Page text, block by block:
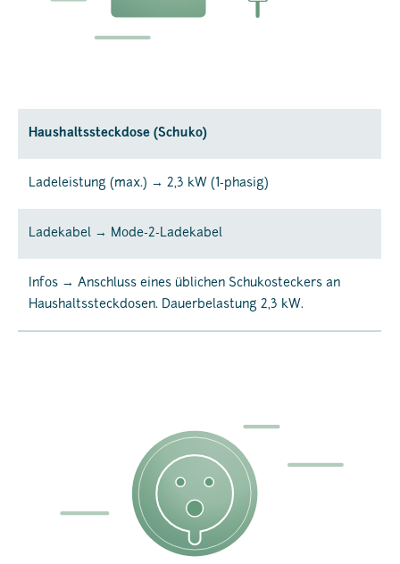
Haushaltssteckdose (Schuko)
Ladeleistung (max.) → 2,3 kW (1-phasig)
Ladekabel → Mode-2-Ladekabel
Infos → Anschluss eines üblichen Schukosteckers an
Haushaltssteckdosen. Dauerbelastung 2,3 kW.